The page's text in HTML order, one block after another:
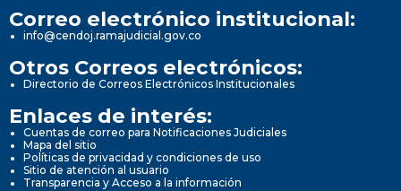
Correo electrónico institucional:
info@cendoj.ramajudicial.gov.co
Otros Correos electrónicos:
Directorio de Correos Electrónicos Institucionales
Enlaces de interés:
Cuentas de correo para Notificaciones Judiciales
Mapa del sitio
Políticas de privacidad y condiciones de uso
Sitio de atención al usuario
Transparencia y Acceso a la información